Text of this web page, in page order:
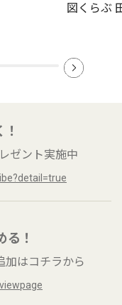
図くらぶ
ゼント実施中
る！
加はコチラから